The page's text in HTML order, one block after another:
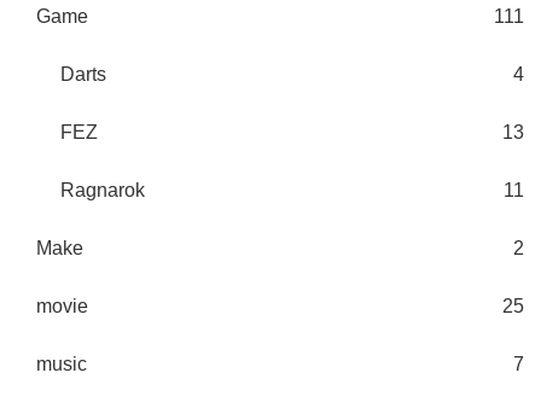
Game 111
Darts 4
FEZ 13
Ragnarok 11
Make 2
movie 25
music 7